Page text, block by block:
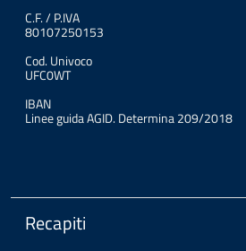
C.F. / P.IVA
80107250153
Cod. Univoco
UFC0WT
IBAN
Linee guida AGID. Determina 209/2018
Recapiti